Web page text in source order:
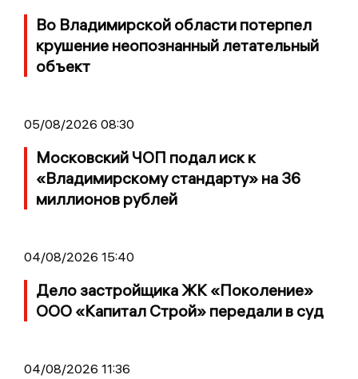
Во Владимирской области потерпел
крушение неопознанный летательный
объект
05/08/2026 08:30
Московский ЧОП подал иск к
«Владимирскому стандарту» на 36
миллионов рублей
04/08/2026 15:40
Дело застройщика ЖК «Поколение»
ООО «Капитал Строй» передали в суд
04/08/2026 11:36